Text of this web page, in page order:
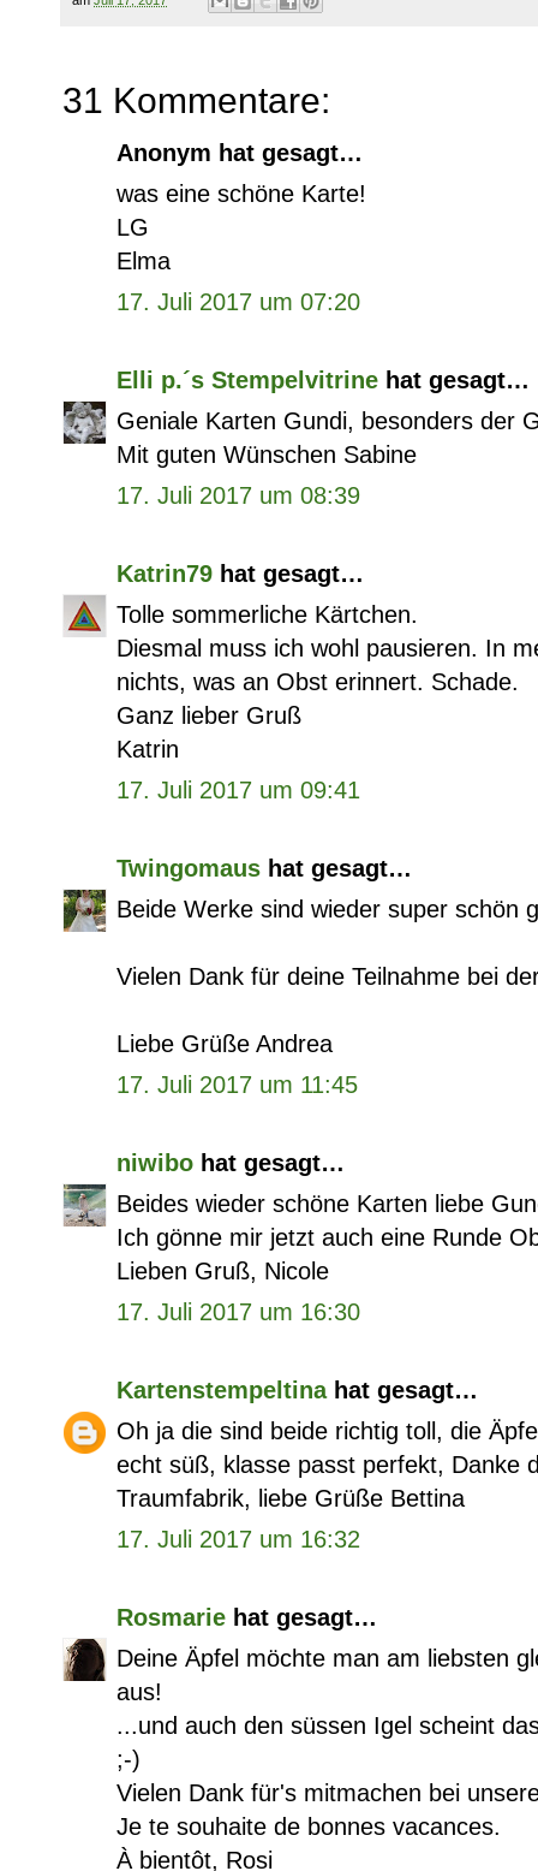
31 Kommentare:
Anonym hat gesagt…
was eine schöne Karte!
LG
Elma
17. Juli 2017 um 07:20
Elli p.´s Stempelvitrine hat gesagt…
Geniale Karten Gundi, besonders der
Mit guten Wünschen Sabine
17. Juli 2017 um 08:39
Katrin79 hat gesagt…
Tolle sommerliche Kärtchen.
Diesmal muss ich wohl pausieren. In
nichts, was an Obst erinnert. Schade.
Ganz lieber Gruß
Katrin
17. Juli 2017 um 09:41
Twingomaus hat gesagt…
Beide Werke sind wieder super schön
Vielen Dank für deine Teilnahme bei
Liebe Grüße Andrea
17. Juli 2017 um 11:45
niwibo hat gesagt…
Beides wieder schöne Karten liebe
Ich gönne mir jetzt auch eine Runde
Lieben Gruß, Nicole
17. Juli 2017 um 16:30
Kartenstempeltinahat gesagt…
Oh ja die sind beide richtig toll, die
echt süß, klasse passt perfekt, Danke
Traumfabrik, liebe Grüße Bettina
17. Juli 2017 um 16:32
Rosmarie hat gesagt…
Deine Äpfel möchte man am liebsten
aus!
...und auch den süssen Igel scheint
;-)
Vielen Dank für's mitmachen bei
Je te souhaite de bonnes vacances.
À bientôt, Rosi